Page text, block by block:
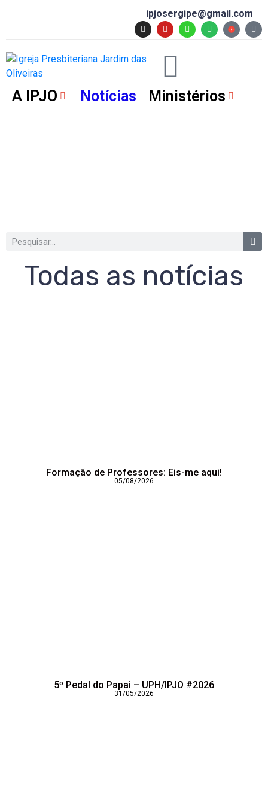
ipjosergipe@gmail.com
A IPJO Notícias Ministérios
Todas as notícias
Formação de Professores: Eis-me aqui!
05/08/2026
5º Pedal do Papai – UPH/IPJO #2026
31/05/2026